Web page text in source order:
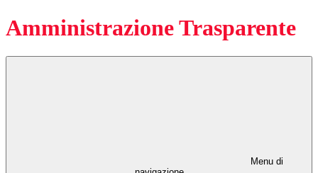
Amministrazione Trasparente
Menu di